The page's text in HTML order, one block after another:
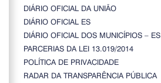
DIÁRIO OFICIAL DA UNIÃO
DIÁRIO OFICIAL ES
DIÁRIO OFICIAL DOS MUNICÍPIOS – ES
PARCERIAS DA LEI 13.019/2014
POLÍTICA DE PRIVACIDADE
RADAR DA TRANSPARÊNCIA PÚBLICA